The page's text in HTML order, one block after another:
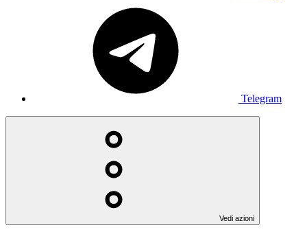
Telegram
Vedi azioni